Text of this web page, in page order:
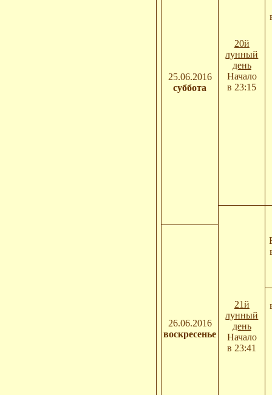
20й
лунный
день
Начало
в 23:15
25.06.2016
суббота
21й
лунный
день
Начало
в 23:41
26.06.2016
воскресенье